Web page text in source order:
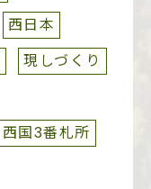
西日本
現しづくり
西国3番札所